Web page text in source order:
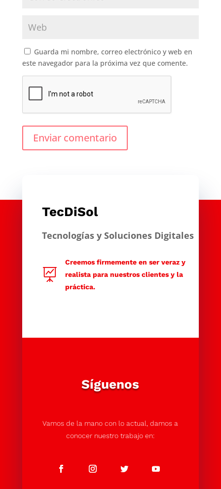
Guarda mi nombre, correo electrónico y web en
este navegador para la próxima vez que comente.
Enviar comentario
TecDiSol
Tecnologías y Soluciones Digitales

Creemos firmemente en ser veraz y
realista para nuestros clientes y la
práctica.
Síguenos
Vamos de la mano con lo actual, damos a
conocer nuestro trabajo en: